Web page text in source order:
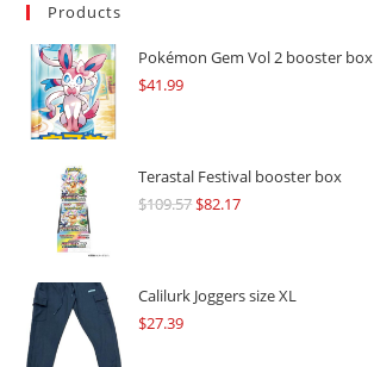
Products
Pokémon Gem Vol 2 booster box
$41.99
Terastal Festival booster box
$109.57Original
$109.57.
$82.17Current
$82.17.
Calilurk Joggers size XL
$27.39